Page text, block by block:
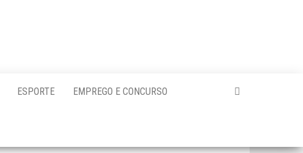
ESPORTE EMPREGO E CONCURSO